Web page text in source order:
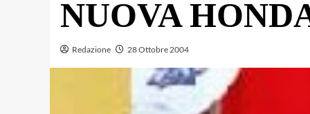
NUOVA
Redazione 28 Ottobre 2004